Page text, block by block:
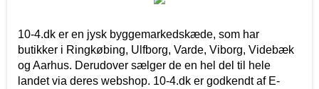
10-4.dk er en jysk byggemarkedskæde, som har
butikker i Ringkøbing, Ulfborg, Varde, Viborg, Videbæk
og Aarhus. Derudover sælger de en hel del til hele
landet via deres webshop. 10-4.dk er godkendt af E-